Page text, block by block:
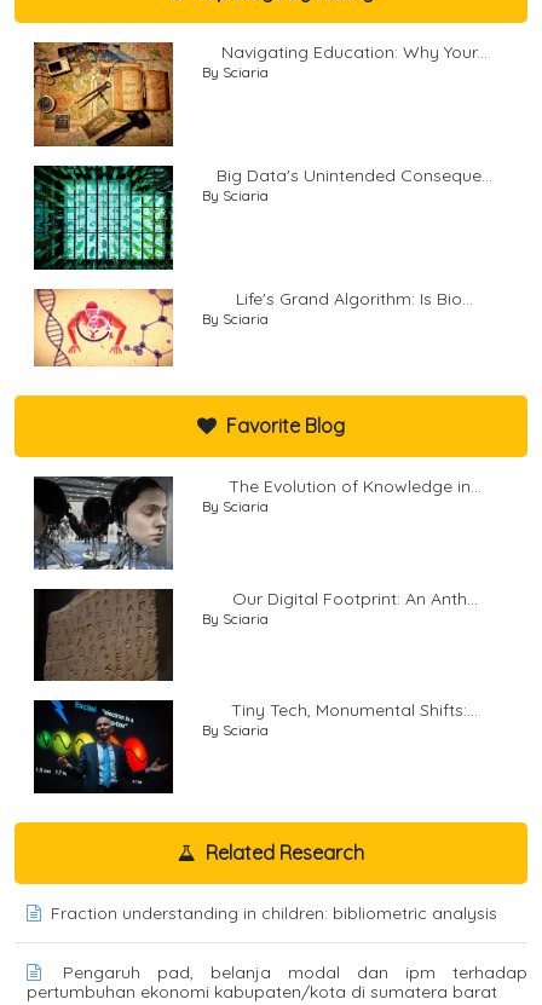
Navigating Education: Why Your...
By Sciaria
Big Data's Unintended Conseque...
By Sciaria
Life's Grand Algorithm: Is Bio...
By Sciaria
Favorite Blog
The Evolution of Knowledge in...
By Sciaria
Our Digital Footprint: An Anth...
By Sciaria
Tiny Tech, Monumental Shifts:...
By Sciaria
Related Research
Fraction understanding in children: bibliometric analysis
Pengaruh pad, belanja modal dan ipm terhadap
pertumbuhan ekonomi kabupaten/kota di sumatera barat